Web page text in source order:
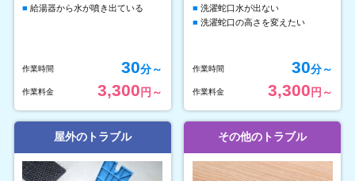
給湯器から水が噴き出ている
作業時間 30分～
作業料金 3,300 円～
洗濯蛇口水が出ない
洗濯蛇口の高さを変えたい
作業時間 30分～
作業料金 3,300 円～
屋外のトラブル その他のトラブル